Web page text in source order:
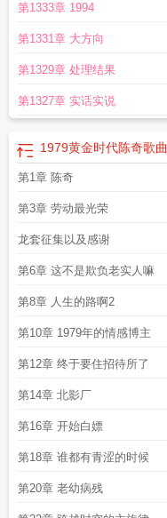
第1333章 1994
第1331章 大方向
第1329章 处理结果
第1327章 实话实说
1979黄金时代陈奇歌曲
第1章 陈奇
第3章 劳动最光荣
龙套征集以及感谢
第6章 这不是欺负老实人嘛
第8章 人生的路啊2
第10章 1979年的情感博主
第12章 终于要住招待所了
第14章 北影厂
第16章 开始白嫖
第18章 谁都有青涩的时候
第20章 老幼病残